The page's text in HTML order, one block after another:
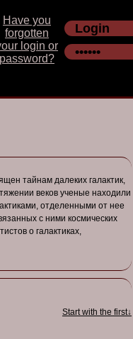
Have you
forgotten
login or
password?
тайнам далеких галактик,
веков ученые находили
отделенными от нее
с ними космических
о галактиках,
Start with the first↓